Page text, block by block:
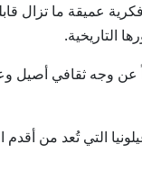
عميقة ما تزال
التاريخية.
عن وجه ثقافي أصيل
التي تُعد من